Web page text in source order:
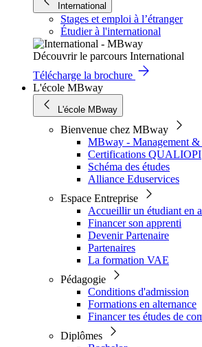
International
Stages et emploi à l’étranger
Étudier à l'international
Découvrir le parcours International
Télécharge la brochure
L'école MBway
L'école MBway
Bienvenue chez MBway
MBway - Management &
Certifications QUALIOPI
Schéma des études
Alliance Eduservices
Espace Entreprise
Accueillir un étudiant en
Financer son apprenti
Devenir Partenaire
Partenaires
La formation VAE
Pédagogie
Conditions d'admission
Formations en alternance
Financer tes études de
Diplômes